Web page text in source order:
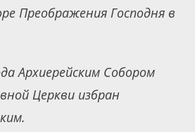
Преображения Господня в
Архиерейским Собором
Церкви избран